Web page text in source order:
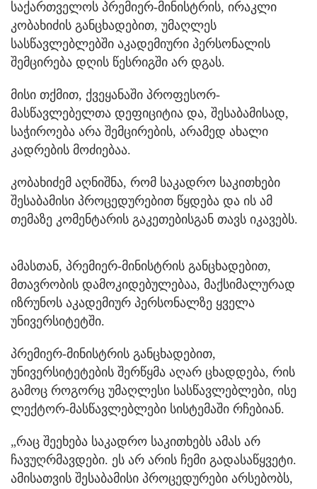
საქართველოს პრემიერ-მინისტრის, ირაკლი
კობახიძის განცხადებით, უმაღლეს
სასწავლებლებში აკადემიური პერსონალის
შემცირება დღის წესრიგში არ დგას.
მისი თქმით, ქვეყანაში პროფესორ-
მასწავლებელთა დეფიციტია და, შესაბამისად,
საჭიროება არა შემცირების, არამედ ახალი
კადრების მოძიებაა.
კობახიძემ აღნიშნა, რომ საკადრო საკითხები
შესაბამისი პროცედურებით წყდება და ის ამ
თემაზე კომენტარის გაკეთებისგან თავს იკავებს.
ამასთან, პრემიერ-მინისტრის განცხადებით,
მთავრობის დამოკიდებულებაა, მაქსიმალურად
იზრუნოს აკადემიურ პერსონალზე ყველა
უნივერსიტეტში.
პრემიერ-მინისტრის განცხადებით,
უნივერსიტეტების შერწყმა აღარ ცხადდება, რის
გამოც როგორც უმაღლესი სასწავლებლები, ისე
ლექტორ-მასწავლებლები სისტემაში რჩებიან.
„რაც შეეხება საკადრო საკითხებს ამას არ
ჩავუღრმავდები. ეს არ არის ჩემი გადასაწყვეტი.
ამისათვის შესაბამისი პროცედურები არსებობს,